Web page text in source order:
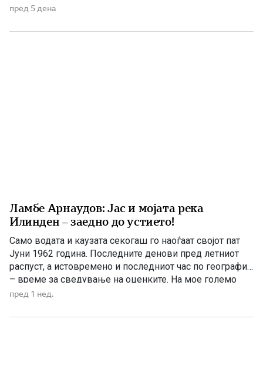
домашни политичари и регионални центри на влијание.
американскиот дипломат Филип Рикер, кој долги
пред 5 дена
Ламбе Арнаудов: Јас и мојата река
Илинден – заедно до устието!
Само водата и каузата секогаш го наоѓаат својот пат
Јуни 1962 година. Последните денови пред летниот
распуст, а истовремено и последниот час по географија
– време за сведување на оценките. На мое големо
изненадување, учителката ме крена мене и ми
расчисти дилемите околу мојата конечна […]
пред 1 нед.